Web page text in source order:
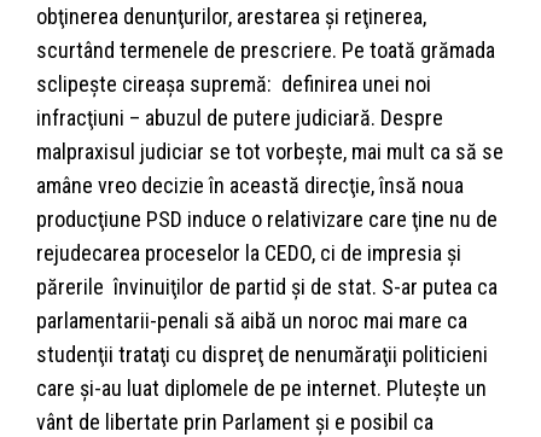
obţinerea denunţurilor, arestarea şi reţinerea,
scurtând termenele de prescriere. Pe toată grămada
sclipeşte cireaşa supremă: definirea unei noi
infracţiuni – abuzul de putere judiciară. Despre
malpraxisul judiciar se tot vorbeşte, mai mult ca să se
amâne vreo decizie în această direcţie, însă noua
producţiune PSD induce o relativizare care ţine nu de
rejudecarea proceselor la CEDO, ci de impresia şi
părerile învinuiţilor de partid şi de stat. S-ar putea ca
parlamentarii-penali să aibă un noroc mai mare ca
studenţii trataţi cu dispreţ de nenumăraţii politicieni
care şi-au luat diplomele de pe internet. Pluteşte un
vânt de libertate prin Parlament şi e posibil ca